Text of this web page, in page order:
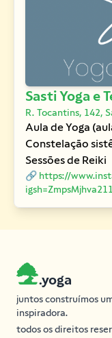
Sasti Yoga e
R. Tocantins, 142,
Aula de Yoga
Constelação
Sessões de Reiki
🔗 https://
.yoga
juntos construímos
inspiradora.
todos os direitos